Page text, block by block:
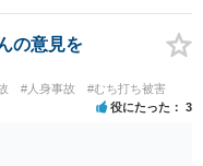
う。
の意見を
#人身事故 #むち打ち被害
役にたった 3